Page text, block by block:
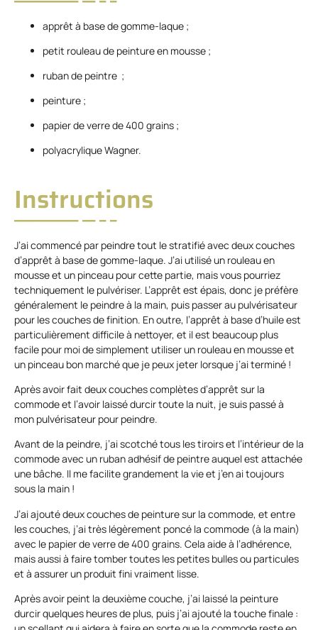
apprêt à base de gomme-laque ;
petit rouleau de peinture en mousse ;
ruban de peintre ;
peinture ;
papier de verre de 400 grains ;
polyacrylique Wagner.
Instructions
J’ai commencé par peindre tout le stratifié avec deux couches
d’apprêt à base de gomme-laque. J’ai utilisé un rouleau en
mousse et un pinceau pour cette partie, mais vous pourriez
techniquement le pulvériser. L’apprêt est épais, donc je préfère
généralement le peindre à la main, puis passer au pulvérisateur
pour les couches de finition. En outre, l’apprêt à base d’huile est
particulièrement difficile à nettoyer, et il est beaucoup plus
facile pour moi de simplement utiliser un rouleau en mousse et
un pinceau bon marché que je peux jeter lorsque j’ai terminé !
Après avoir fait deux couches complètes d’apprêt sur la
commode et l’avoir laissé durcir toute la nuit, je suis passé à
mon pulvérisateur pour peindre.
Avant de la peindre, j’ai scotché tous les tiroirs et l’intérieur de la
commode avec un ruban adhésif de peintre auquel est attachée
une bâche. Il me facilite grandement la vie et j’en ai toujours
sous la main !
J’ai ajouté deux couches de peinture sur la commode, et entre
les couches, j’ai très légèrement poncé la commode (à la main)
avec le papier de verre de 400 grains. Cela aide à l’adhérence,
mais aussi à faire tomber toutes les petites bulles ou particules
et à assurer un produit fini vraiment lisse.
Après avoir peint la deuxième couche, j’ai laissé la peinture
durcir quelques heures de plus, puis j’ai ajouté la touche finale :